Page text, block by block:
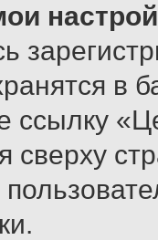
в
ссылку
сверху